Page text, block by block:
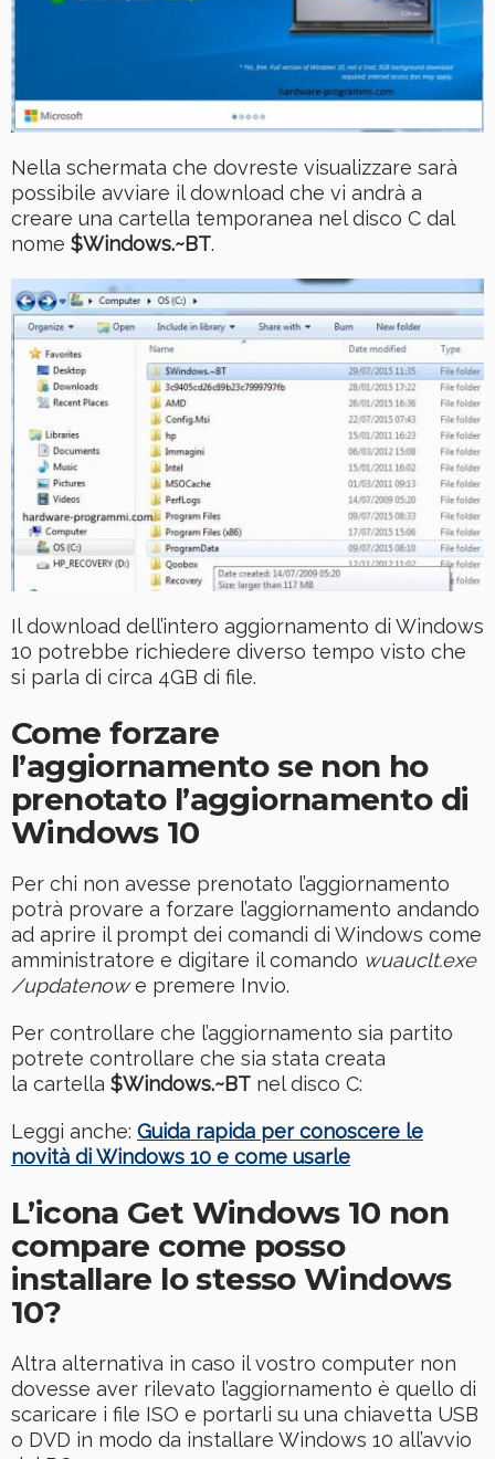
Nella schermata che dovreste visualizzare sarà
possibile avviare il download che vi andrà a
creare una cartella temporanea nel disco C dal
nome $Windows.~BT.
Il download dell’intero aggiornamento di Windows
10 potrebbe richiedere diverso tempo visto che
si parla di circa 4GB di file.
Come forzare
l’aggiornamento se non ho
prenotato l’aggiornamento di
Windows 10
Per chi non avesse prenotato l’aggiornamento
potrà provare a forzare l’aggiornamento andando
ad aprire il prompt dei comandi di Windows come
amministratore e digitare il comando wuauclt.exe
/updatenowe premere Invio.
Per controllare che l’aggiornamento sia partito
potrete controllare che sia stata creata
la cartella $Windows.~BT nel disco C:
Leggi anche: Guida rapida per conoscere le
novità di Windows 10 e come usarle
L’icona Get Windows 10 non
compare come posso
installare lo stesso Windows
10?
Altra alternativa in caso il vostro computer non
dovesse aver rilevato l’aggiornamento è quello di
scaricare i file ISO e portarli su una chiavetta USB
o DVD in modo da installare Windows 10 all’avvio